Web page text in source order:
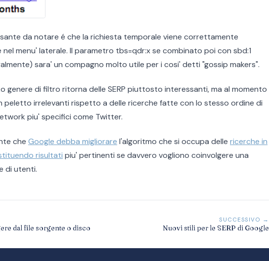
da notare é che la richiesta temporale viene correttamente
menu' laterale. Il parametro tbs=qdr:x se combinato poi con sbd:1
sara' un compagno molto utile per i cosi' detti "gossip makers".
genere di filtro ritorna delle SERP piuttosto interessanti, ma al momento
peletto irrelevanti rispetto a delle ricerche fatte con lo stesso ordine di
piu' specifici come Twitter.
che Google debba migliorare l'algoritmo che si occupa delle ricerche in
risultati piu' pertinenti se davvero vogliono coinvolgere una
di utenti.
dal file sorgente o disco
SUCCESSIVO →
Nuovi stili per le SERP di Google